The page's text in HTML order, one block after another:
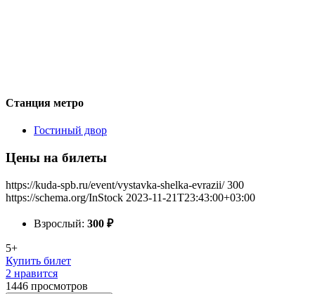
Станция метро
Гостиный двор
Цены на билеты
https://kuda-spb.ru/event/vystavka-shelka-evrazii/ 300
https://schema.org/InStock 2023-11-21T23:43:00+03:00
Взрослый: 300 ₽
5+
Купить билет
2 нравится
1446 просмотров